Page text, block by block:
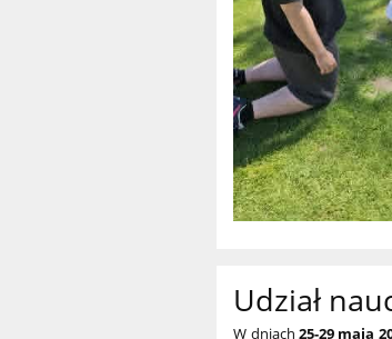
Udział
W dniach 25-29 maja